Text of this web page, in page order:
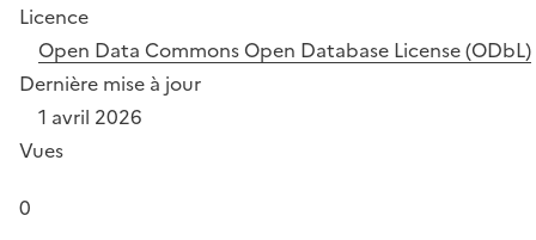
Licence
Open Data Commons Open Database License (ODbL)
Dernière mise à jour
1 avril 2026
Vues
0